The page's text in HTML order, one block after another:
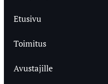
Etusivu
Toimitus
Avustajille